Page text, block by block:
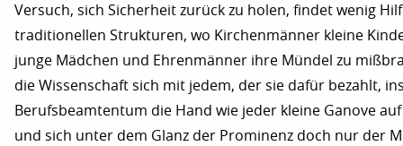
Versuch, sich Sicherheit zurück zu holen, findet wenig
traditionellen Strukturen, wo Kirchenmänner kleine
junge Mädchen und Ehrenmänner ihre Mündel zu
die Wissenschaft sich mit jedem, der sie dafür bezahlt,
Berufsbeamtentum die Hand wie jeder kleine Ganove
und sich unter dem Glanz der Prominenz doch nur der